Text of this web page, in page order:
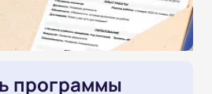
программы